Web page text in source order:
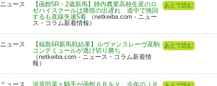
ニュース
【函館5R・2歳新馬】静内農業高校生産のロ
ゼハイスクールは痛恨の出遅れ 道中で挽回
するも直線失速5着 （netkeiba.com - ニュー
ス・コラム新着情報）
あとで読む
ニュース
【福島6R新馬戦結果】ルヴァンスレーヴ産駒
コンテミュールが逃げ切り勝ち
（netkeiba.com - ニュース・コラム新着情
報）
あとで読む
ニュース
河原田菜々騎手が函館６ＲをＶ 今年のＪＲ